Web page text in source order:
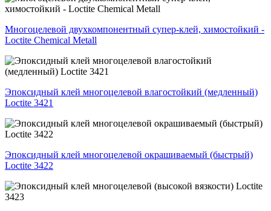
Многоцелевой двухкомпонентный супер-клей, химостойкий -
Loctite Chemical Metall
Эпоксидный клей многоцелевой влагостойкий (медленный)
Loctite 3421
Эпоксидный клей многоцелевой окрашиваемый (быстрый)
Loctite 3422